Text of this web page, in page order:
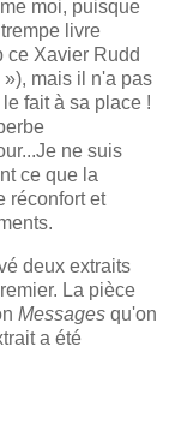
moi, puisque
livre
ce Xavier Rudd
mais il n'a pas
fait à sa place !
ne suis
ce que la
réconfort et
deux extraits
La pièce
Messages qu'on
a été